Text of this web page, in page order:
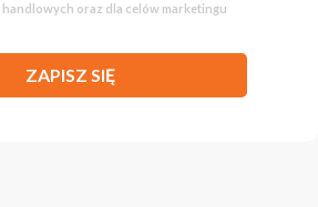
oraz dla celów marketingu
ZAPISZ SIĘ